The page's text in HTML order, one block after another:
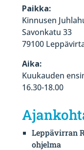
Paikka:
Kinnusen
Savonkatu 33
79100
Aika:
Kuukauden
16.30-18.00
Leppävirran
ohjelma